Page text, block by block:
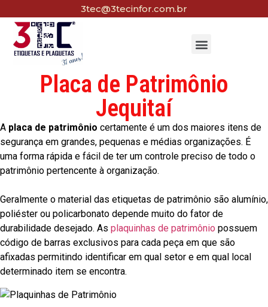
3tec@3tecinfor.com.br
Placa de Patrimônio
Jequitaí
A placa de patrimônio certamente é um dos maiores itens de
segurança em grandes, pequenas e médias organizações. É
uma forma rápida e fácil de ter um controle preciso de todo o
patrimônio pertencente à organização.
Geralmente o material das etiquetas de patrimônio são alumínio,
poliéster ou policarbonato depende muito do fator de
durabilidade desejado. As plaquinhas de patrimônio possuem
código de barras exclusivos para cada peça em que são
afixadas permitindo identificar em qual setor e em qual local
determinado item se encontra.